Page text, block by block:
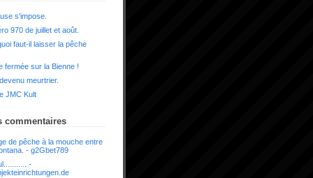
s'impose.
970 de juillet et août.
faut-il laisser la pêche
fermée sur la Bienne !
meurtrier.
JMC Kult
commentaires
de pêche à la mouche entre
- g2Gbet789
-